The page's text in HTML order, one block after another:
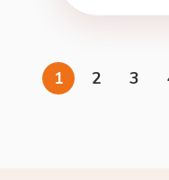
1 2 3